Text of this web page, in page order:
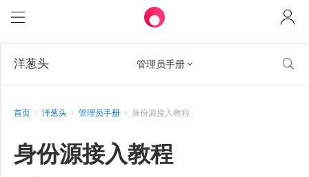
洋葱头 管理员手册  
首页 洋葱头 管理员手册 身份源接入教程
身份源接入教程